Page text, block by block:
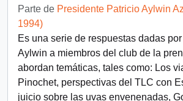
Parte de Presidente Patricio Aylwin
1994)
Es una serie de respuestas dadas
Aylwin a miembros del club de la
abordan temáticas, tales como: Los
Pinochet, perspectivas del TLC con
juicio sobre las uvas envenenadas,